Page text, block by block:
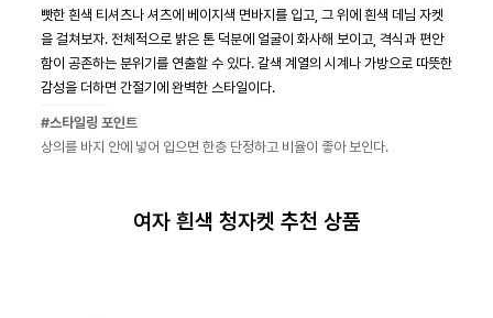
빳한 흰색 티셔츠나 셔츠에 베이지색 면바지를 입고, 그 위에 흰색 데님 자켓
을 걸쳐보자. 전체적으로 밝은 톤 덕분에 얼굴이 화사해 보이고, 격식과 편안
함이 공존하는 분위기를 연출할 수 있다. 갈색 계열의 시계나 가방으로 따뜻한
감성을 더하면 간절기에 완벽한 스타일이다.
#스타일링 포인트
상의를 바지 안에 넣어 입으면 한층 단정하고 비율이 좋아 보인다.
여자 흰색 청자켓 추천 상품